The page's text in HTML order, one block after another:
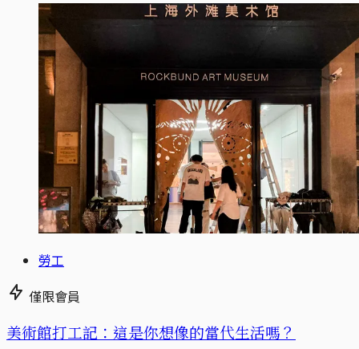
勞工
僅限會員
美術館打工記：這是你想像的當代生活嗎？